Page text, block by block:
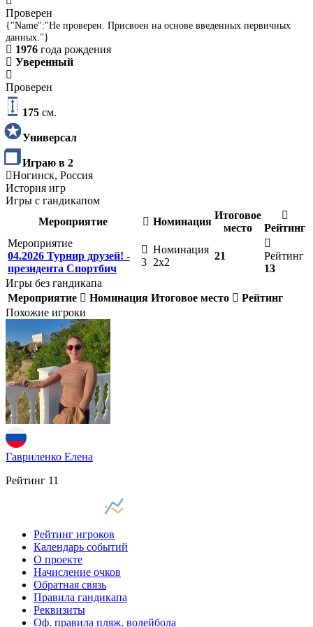
Проверен
{"Name":"Не проверен. Присвоен на основе введенных первичных
данных."}
1976 года рождения
Уверенный
Проверен
175 см.
Универсал
Играю в 2
Ногинск, Россия
История игр
Игры с гандикапом
Мероприятие
Номинация
Итоговое
место
Рейтинг
Мероприятие
04.2026 Турнир друзей! -
президента Спортбич
3
Номинация
2х2
21
Рейтинг
13
Игры без гандикапа
Мероприятие
Номинация Итоговое место
Рейтинг
Похожие игроки
Гавриленко Елена
Рейтинг 11
Рейтинг игроков
Календарь событий
О проекте
Начисление очков
Обратная связь
Правила гандикапа
Реквизиты
Оф. правила пляж. волейбола